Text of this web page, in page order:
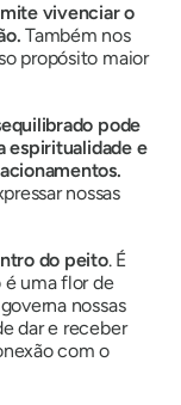
vivenciar o
Também nos
propósito maior
pode
espiritualidade e
nossas
do peito. É
é uma flor de
nossas
dar e receber
com o